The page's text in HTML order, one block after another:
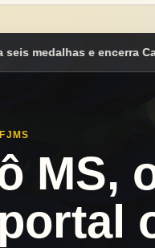
Brasileiro Cadete 2026
MS,